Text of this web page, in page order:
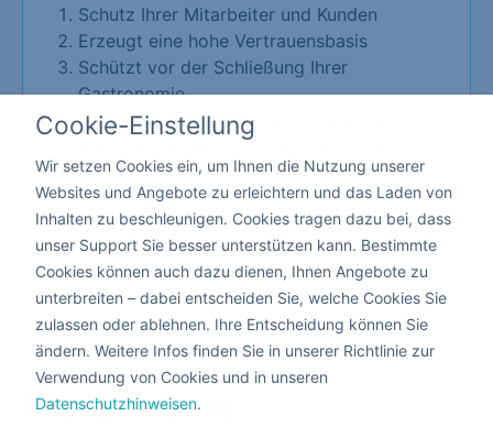
Schutz Ihrer Mitarbeiter und Kunden
Erzeugt eine hohe Vertrauensbasis
Schützt vor der Schließung Ihrer
Gastronomie
Da hier keiner die Räumlichkeiten verlassen muss,
kann die Corona Desinfizierung mit giftfreien
flüssigen Produkten nebenbei durchgeführt
werden.
Kita & Schule
Warum eine
Cookie-Einstellung
Wir setzen Cookies ein, um Ihnen die Nutzung unserer
Websites und Angebote zu erleichtern und das Laden von
Inhalten zu beschleunigen. Cookies tragen dazu bei, dass
unser Support Sie besser unterstützen kann. Bestimmte
Cookies können auch dazu dienen, Ihnen Angebote zu
unterbreiten – dabei entscheiden Sie, welche Cookies Sie
zulassen oder ablehnen. Ihre Entscheidung können Sie
ändern. Weitere Infos finden Sie in unserer Richtlinie zur
Verwendung von Cookies und in unseren
Datenschutzhinweisen.